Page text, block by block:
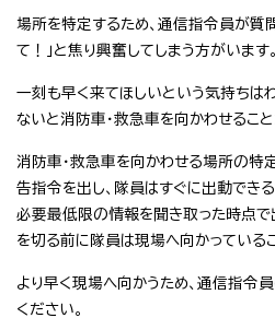
場所を特定するため、通信指令員が質
て！」と焦り興奮してしまう方がいます。
一刻も早く来てほしいという気持ちは
ないと消防車・救急車を向かわせること
消防車・救急車を向かわせる場所の特
告指令を出し、隊員はすぐに出動できる
必要最低限の情報を聞き取った時点で
を切る前に隊員は現場へ向かっている
より早く現場へ向かうため、通信指令
ください。